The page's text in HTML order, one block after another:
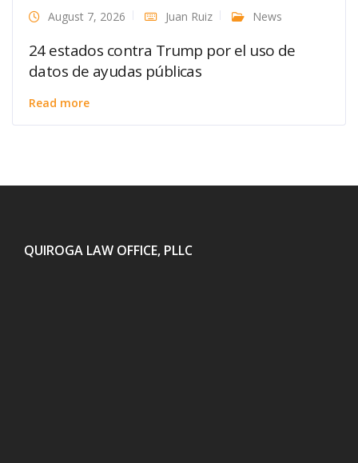
August 7, 2026 Juan Ruiz News
24 estados contra Trump por el uso de
datos de ayudas públicas
Read more
QUIROGA LAW OFFICE, PLLC